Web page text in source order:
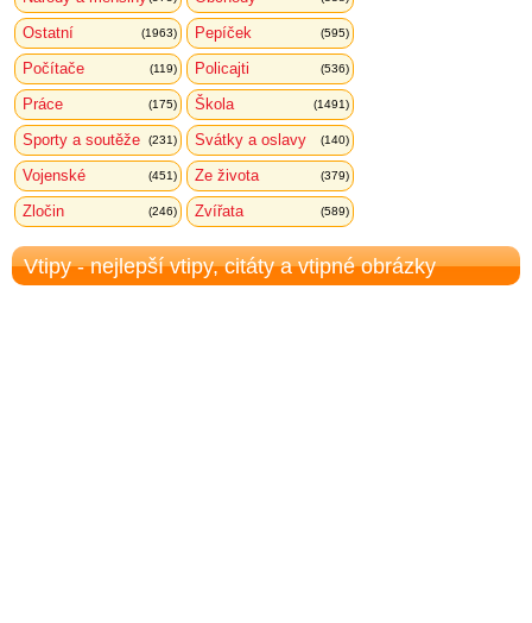
Ostatní (1963) Pepíček (595)
Počítače (119) Policajti (536)
Práce (175) Škola (1491)
Sporty a soutěže (231) Svátky a oslavy (140)
Vojenské (451) Ze života (379)
Zločin (246) Zvířata (589)
Vtipy - nejlepší vtipy, citáty a vtipné obrázky